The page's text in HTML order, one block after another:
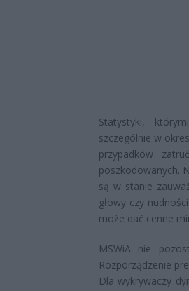
Statystyki,
szczególnie w
przypadków
poszkodowanych.
są w stanie
głowy czy
może dać cenne
MSWiA nie
Rozporządzenie
Dla wykrywaczy